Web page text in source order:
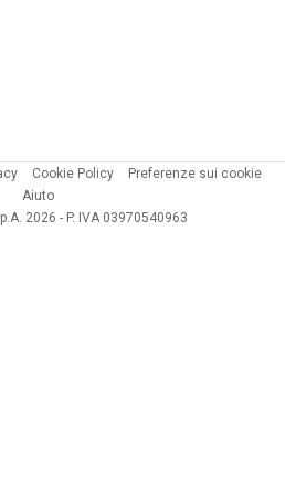
Cookie Policy
Preferenze sui cookie
Aiuto
2026 - P. IVA 03970540963